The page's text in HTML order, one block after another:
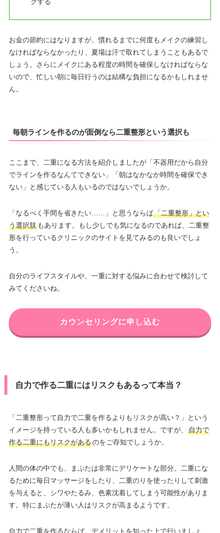
お金の節約にはなりますが、慣れるまでに何度もメイクの練習し
なければならなかったり、夏場は汗で取れてしまうこともあるで
しょう。さらにメイクにある程度の時間を確保しなければならな
いので、忙しい朝に毎日行うのは結構な負担になるかもしれませ
ん。
毎朝ラインを作るのが面倒なら二重整形という選択も
ここまで、二重になる方法を紹介しましたが「不器用だから自分
でラインを作るなんてできない」「朝はなかなか時間を確保でき
ない」と感じている人もいるのではないでしょうか。
「なるべく手間を省きたい……」と思うならば「二重整形」とい
う選択肢もあります。もし少しでも気になるのであれば、二重整
形を行っているクリニックのサイトを見てみるのも良いでしょ
う。
自分のライフスタイルや、一重に対する悩みに合わせて検討して
みてくださいね。
カウンセリングに申し込む
自力で作る二重にはリスクもあるって本当？
「二重整形って自力で二重を作るよりもリスクが高い？」という
イメージを持っている人も多いかもしれません。ですが、
自力で
作る二重にもリスクがあるのをご存知でしょうか。
人間の体の中でも、まぶたは非常にデリケートな部分。二重にな
るために毎日マッサージをしたり、二重のりを使ったりして刺激
を与えると、シワやたるみ、色素沈着してしまう可能性がありま
す。特にまぶたが薄い人はリスクが高まるようです。
自力で二重を作るならば、デメリットを知った上で行いましょ